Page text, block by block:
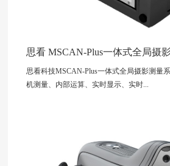
思看 MSCAN-Plus一体式全局摄
思看科技MSCAN-Plus一体式全局摄影测量
机测量、内部运算、实时显示、实时...